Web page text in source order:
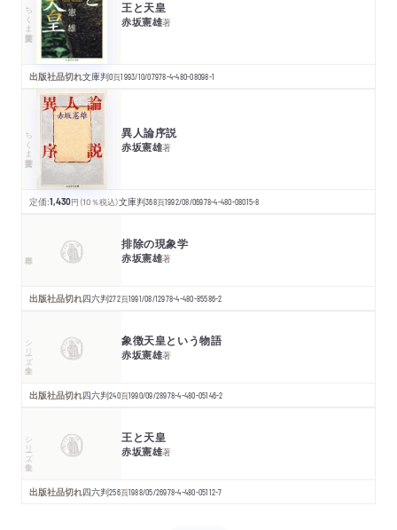
ちくま学芸文庫 王と天皇
赤坂憲雄著
出版社品切れ文庫判0頁1993/10/07978-4-480-08098-1
ちくま学芸文庫 異人論序説
赤坂憲雄著
定価:1,430円 （10％税込）文庫判368頁1992/08/06978-4-480-08015-8
排除の現象学
赤坂憲雄著
出版社品切れ四六判272頁1991/08/12978-4-480-85586-2
シリーズ・全集 象徴天皇という物語
赤坂憲雄著
出版社品切れ四六判240頁1990/09/28978-4-480-05146-2
シリーズ・全集 王と天皇
赤坂憲雄著
出版社品切れ四六判256頁1988/05/26978-4-480-05112-7